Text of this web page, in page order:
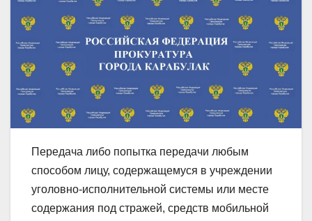
Передача либо попытка передачи любым
способом лицу, содержащемуся в учреждении
уголовно-исполнительной системы или месте
содержания под стражей, средств мобильной